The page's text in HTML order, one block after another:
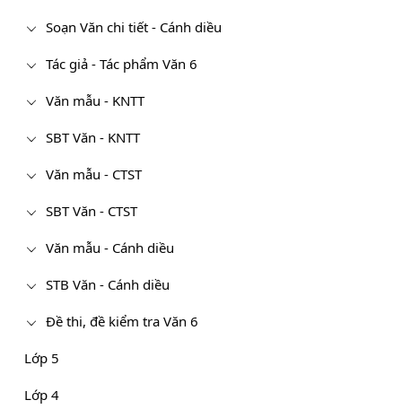
Soạn Văn chi tiết - Cánh diều
Tác giả - Tác phẩm Văn 6
Văn mẫu - KNTT
SBT Văn - KNTT
Văn mẫu - CTST
SBT Văn - CTST
Văn mẫu - Cánh diều
STB Văn - Cánh diều
Đề thi, đề kiểm tra Văn 6
Lớp 5
Lớp 4